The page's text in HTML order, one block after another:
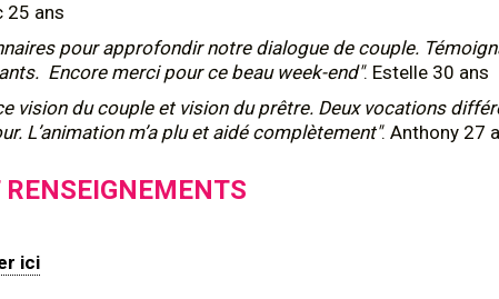
25 ans
pour approfondir notre dialogue de couple.
Encore merci pour ce beau week-end". Estelle 30 ans
vision du couple et vision du prêtre. Deux vocations
L’animation m’a plu et aidé complètement". Anthony 27
ici